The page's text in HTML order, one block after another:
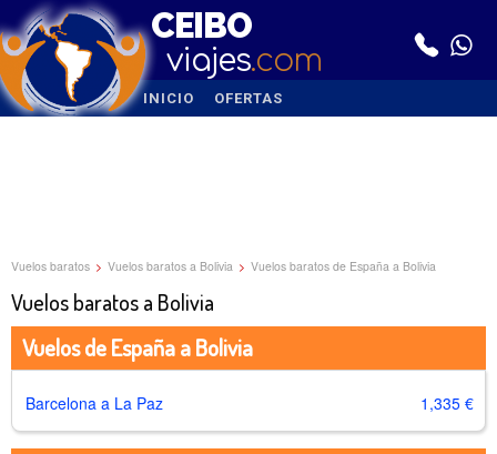
CEIBO
viajes.com
INICIO OFERTAS